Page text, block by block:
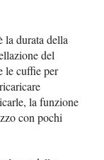
durata della
del
le cuffie per
la funzione
con pochi